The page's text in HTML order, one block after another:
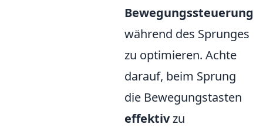
Bewegungssteuerung
während des Sprunges
zu optimieren. Achte
darauf, beim Sprung
die Bewegungstasten
effektivzu